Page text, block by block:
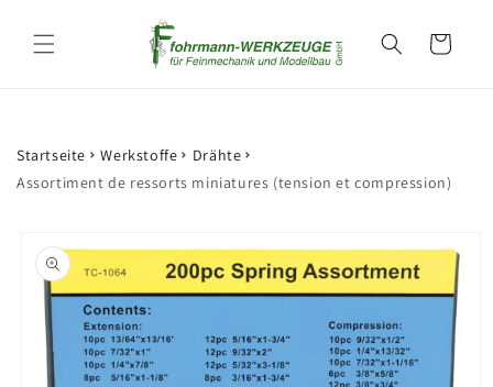
au
Panier
Startseite Werkstoffe
Drähte
Assortiment de ressorts miniatures (tension et compression)
informations
produits